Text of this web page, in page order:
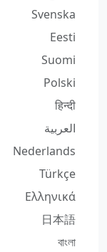
Svenska
Eesti
Suomi
Polski
हिन्दी
العربية
Nederlands
Türkçe
Ελληνικά
日本語
বাংলা